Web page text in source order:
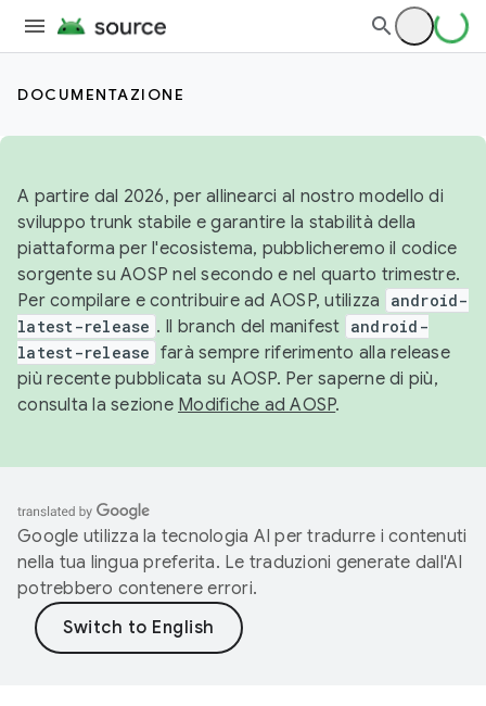
DOCUMENTAZIONE
A partire dal 2026, per allinearci al nostro modello di
sviluppo trunk stabile e garantire la stabilità della
piattaforma per l'ecosistema, pubblicheremo il codice
sorgente su AOSP nel secondo e nel quarto trimestre.
Per compilare e contribuire ad AOSP, utilizza
android-
latest-release . Il branch del manifest android-
latest-release farà sempre riferimento alla release
più recente pubblicata su AOSP. Per saperne di più,
consulta la sezione Modifiche ad AOSP.
Google utilizza la tecnologia AI per tradurre i contenuti
nella tua lingua preferita. Le traduzioni generate dall'AI
potrebbero contenere errori.